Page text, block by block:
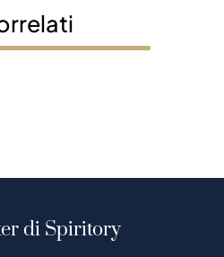
di Spiritory